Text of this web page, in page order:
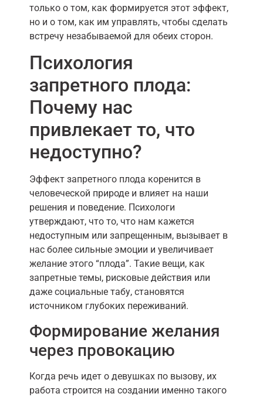
только о том, как формируется этот эффект,
но и о том, как им управлять, чтобы сделать
встречу незабываемой для обеих сторон.
Психология
запретного плода:
Почему нас
привлекает то, что
недоступно?
Эффект запретного плода коренится в
человеческой природе и влияет на наши
решения и поведение. Психологи
утверждают, что то, что нам кажется
недоступным или запрещенным, вызывает в
нас более сильные эмоции и увеличивает
желание этого “плода”. Такие вещи, как
запретные темы, рисковые действия или
даже социальные табу, становятся
источником глубоких переживаний.
Формирование желания
через провокацию
Когда речь идет о девушках по вызову, их
работа строится на создании именно такого